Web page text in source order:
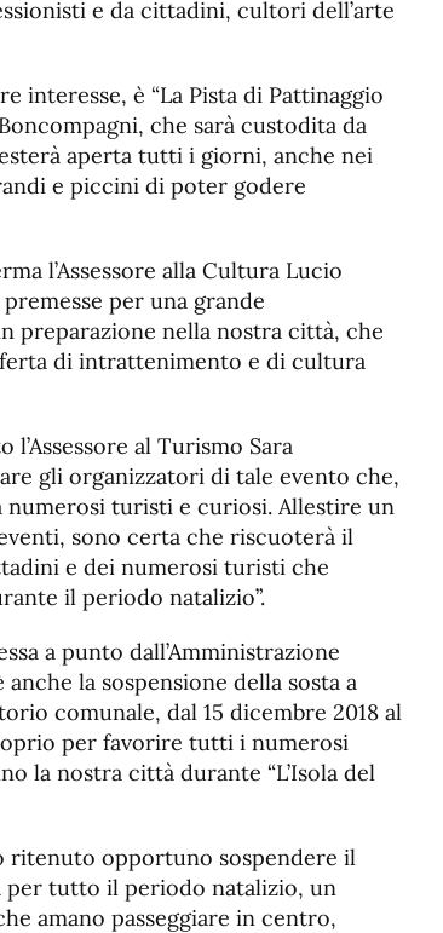
e da cittadini, cultori dell’arte
interesse, è “La Pista di Pattinaggio
che sarà custodita da
aperta tutti i giorni, anche nei
e piccini di poter godere
l’Assessore alla Cultura Lucio
per una grande
preparazione nella nostra città, che
di intrattenimento e di cultura
al Turismo Sara
gli organizzatori di tale evento che,
turisti e curiosi. Allestire un
sono certa che riscuoterà il
e dei numerosi turisti che
il periodo natalizio”.
a punto dall’Amministrazione
la sospensione della sosta a
comunale, dal 15 dicembre 2018 al
per favorire tutti i numerosi
la nostra città durante “L’Isola del
ritenuto opportuno sospendere il
per tutto il periodo natalizio, un
amano passeggiare in centro,